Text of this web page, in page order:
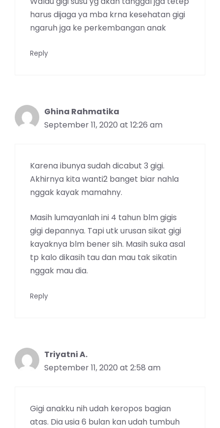
harus dijaga ya mba krna kesehatan gigi
ngaruh jga ke perkembangan anak
Reply
Ghina Rahmatika
September 11, 2020 at 12:26 am
Karena ibunya sudah dicabut 3 gigi.
Akhirnya kita wanti2 banget biar nahla
nggak kayak mamahny.
Masih lumayanlah ini 4 tahun blm gigis
gigi depannya. Tapi utk urusan sikat gigi
kayaknya blm bener sih. Masih suka asal
tp kalo dikasih tau dan mau tak sikatin
nggak mau dia.
Reply
Triyatni A.
September 11, 2020 at 2:58 am
Gigi anakku nih udah keropos bagian
atas. Dia usia 6 bulan kan udah tumbuh